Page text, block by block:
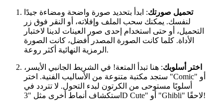
تحميل صورتك: ابدأ بتحديد صورة واضحة ومضاءة جيدًا
لنفسك. يمكنك سحب الملف وإفلاته، أو النقر فوق زر
التحميل، أو حتى استخدام إحدى صور العينات لدينا لاختبار
الأداة. كلما كانت الصورة المصدر أفضل، كانت الصورة
الرمزية النهائية أكثر روعة.
اختر أسلوبك: هنا تبدأ المتعة! في الشريط الجانبي الأيسر،
ستجد مكتبة متنوعة من الأساليب الفنية. اختر "Comic" أو
أسلوبًا مستوحى من الكرتون لبدء التحول. لا تتردد في
استكشاف أنماط أخرى مثل "3D Cute" أو "Ghibli" لاحقًا!